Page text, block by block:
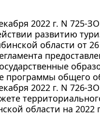
2022 г. N 725-
развитию
области от
программы общего
2022 г. N 726-
области на